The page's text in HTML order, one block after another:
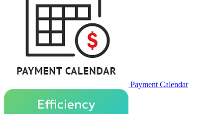
Payment Calendar